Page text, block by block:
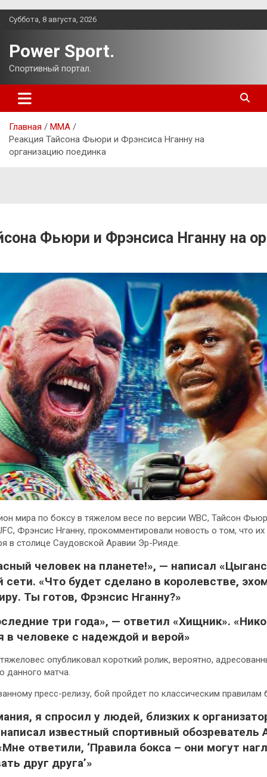
Перейти
Суббота, 8 августа, 2026
Power Sport.
Спортивный портал.
Главная
ММА
Реакция Тайсона Фьюри и Фрэнсиса Нганну на
организацию поединка
Фьюри и Фрэнсиса Нганну на
мира по боксу в тяжелом весе по версии WBC, Тайсон
Фрэнсис Нганну, прокомментировали новость о том, что
в столице Саудовской Аравии Эр-Рияде.
человек на планете!», — написал
сети. «Что будет сделано в королевстве,
Ты готов, Фрэнсис Нганну?»
три года», — ответил «Хищник».
в человеке с надеждой и верой»
опубликовал короткий ролик, вероятно,
данного матча.
пресс-релизу, бой пройдет по классическим правилам
я спросил у людей, близких к
известный спортивный обозреватель
ответили, ‘Правила бокса – они могут
друг друга’»